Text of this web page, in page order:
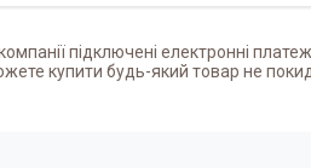
підключені електронні
купити будь-який товар не